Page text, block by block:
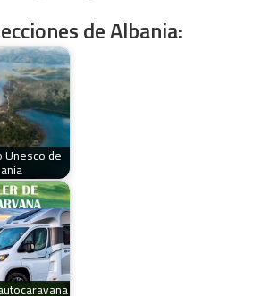
de Albania:
Unesco de